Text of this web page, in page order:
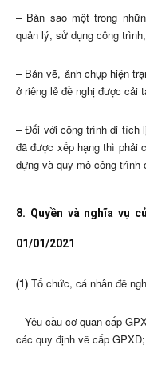
– Bản sao một trong
quản lý, sử dụng công
– Bản vẽ, ảnh chụp hiện
ở riêng lẻ đề nghị được cải
– Đối với công trình di tích
đã được xếp hạng thì phải
dựng và quy mô công trình
8. Quyền và nghĩa vụ
01/01/2021
(1) Tổ chức, cá nhân đề
– Yêu cầu cơ quan cấp
các quy định về cấp GPXD;